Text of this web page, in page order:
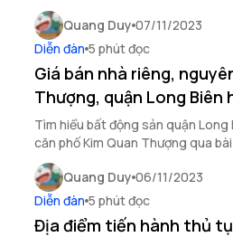
Quang Duy 07/11/2023
Diễn đàn 5 phút đọc
Giá bán nhà riêng,
Thượng, quận Long Biên
Tìm hiểu bất động sản quận
căn phố Kim Quan Thượng qua
Quang Duy 06/11/2023
Diễn đàn 5 phút đọc
Địa điểm tiến hành thủ